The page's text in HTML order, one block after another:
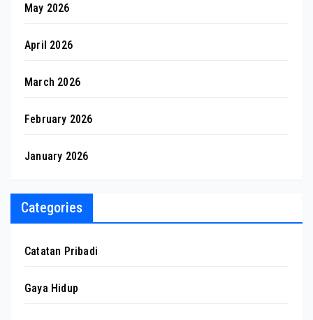
May 2026
April 2026
March 2026
February 2026
January 2026
Categories
Catatan Pribadi
Gaya Hidup